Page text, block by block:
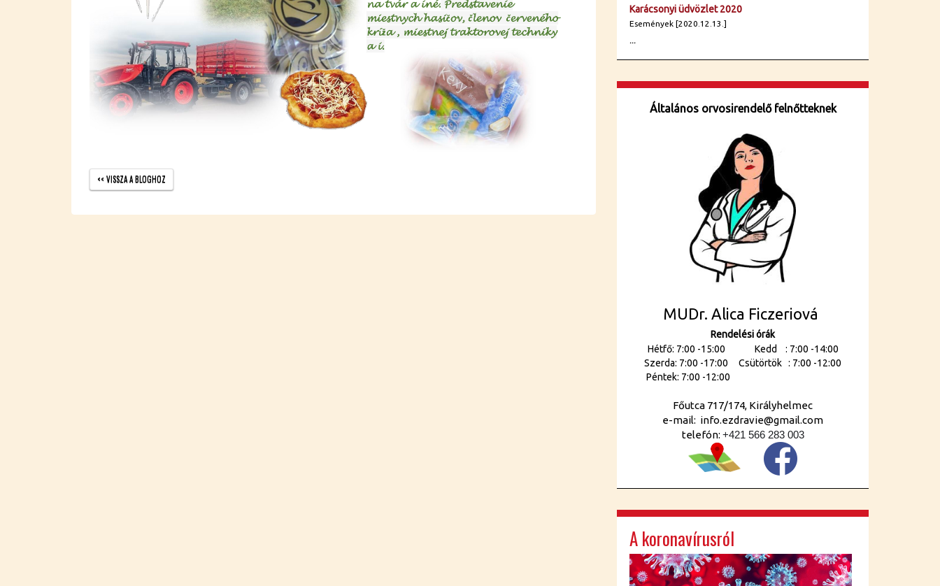
<< VISSZA A BLOG­HOZ
Karácsonyi üdvözlet 2020
Események [2020.12.13.]
...
Általános orvosirendelő felnőtteknek
MUDr. Alica Ficzeriová
Rendelési órák
Hétfő: 7:00 -15:00 Kedd : 7:00 -14:00
Szerda: 7:00 -17:00 Csütörtök : 7:00 -12:00
Péntek: 7:00 -12:00
Főutca 717/174, Királyhelmec
e-mail: info.ezdravie@gmail.com
telefón: +421 566 283 003
A koronavírusról